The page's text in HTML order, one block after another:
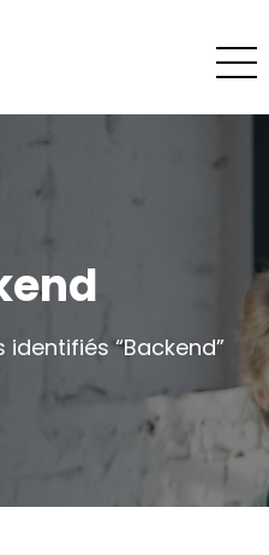
identifiés “Backend”